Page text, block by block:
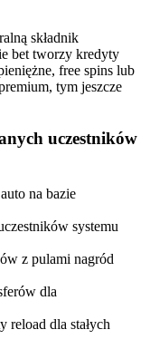
składnik
bet tworzy kredyty
free spins lub
tym jeszcze
uczestników
na bazie
systemu
z pulami nagród
dla
reload dla stałych